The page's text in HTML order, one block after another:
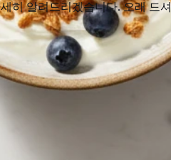
히 알려드리겠습니다. 오래 드